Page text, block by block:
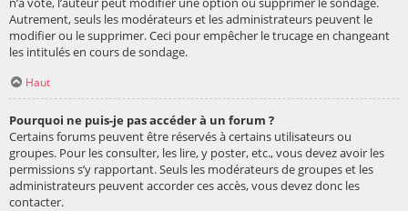
Autrement, seuls les modérateurs et les administrateurs peuvent le
modifier ou le supprimer. Ceci pour empêcher le trucage en changeant
les intitulés en cours de sondage.
Haut
Pourquoi ne puis-je pas accéder à un forum ?
Certains forums peuvent être réservés à certains utilisateurs ou
groupes. Pour les consulter, les lire, y poster, etc., vous devez avoir les
permissions s’y rapportant. Seuls les modérateurs de groupes et les
administrateurs peuvent accorder ces accès, vous devez donc les
contacter.